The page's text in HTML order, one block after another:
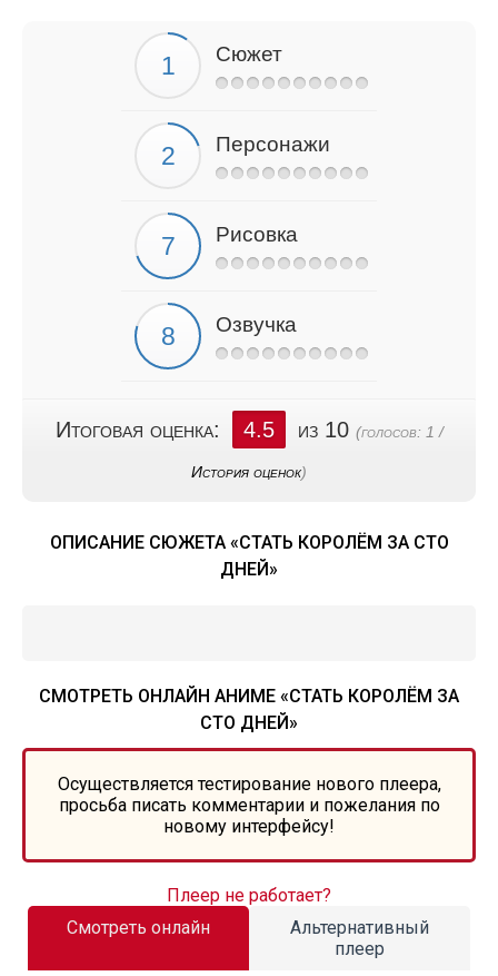
Сюжет
Персонажи
Рисовка
Озвучка
Итоговая оценка: 4.5 из 10 (голосов: 1 /
История оценок)
ОПИСАНИЕ СЮЖЕТА «СТАТЬ КОРОЛЁМ ЗА СТО
ДНЕЙ»
СМОТРЕТЬ ОНЛАЙН АНИМЕ «СТАТЬ КОРОЛЁМ ЗА
СТО ДНЕЙ»
Осуществляется тестирование нового плеера,
просьба писать комментарии и пожелания по
новому интерфейсу!
Смотреть онлайн
Альтернативный
плеер
Плеер не работает?